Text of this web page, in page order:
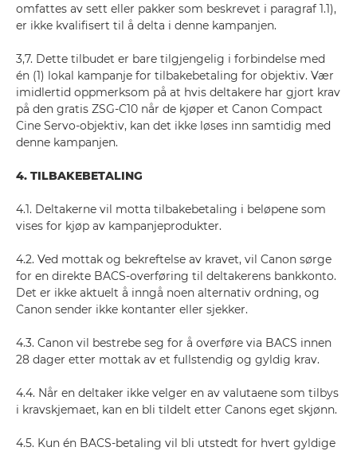
omfattes av sett eller pakker som beskrevet i paragraf 1.1),
er ikke kvalifisert til å delta i denne kampanjen.
3,7. Dette tilbudet er bare tilgjengelig i forbindelse med
én (1) lokal kampanje for tilbakebetaling for objektiv. Vær
imidlertid oppmerksom på at hvis deltakere har gjort krav
på den gratis ZSG-C10 når de kjøper et Canon Compact
Cine Servo-objektiv, kan det ikke løses inn samtidig med
denne kampanjen.
4. TILBAKEBETALING
4.1. Deltakerne vil motta tilbakebetaling i beløpene som
vises for kjøp av kampanjeprodukter.
4.2. Ved mottak og bekreftelse av kravet, vil Canon sørge
for en direkte BACS-overføring til deltakerens bankkonto.
Det er ikke aktuelt å inngå noen alternativ ordning, og
Canon sender ikke kontanter eller sjekker.
4.3. Canon vil bestrebe seg for å overføre via BACS innen
28 dager etter mottak av et fullstendig og gyldig krav.
4.4. Når en deltaker ikke velger en av valutaene som tilbys
i kravskjemaet, kan en bli tildelt etter Canons eget skjønn.
4.5. Kun én BACS-betaling vil bli utstedt for hvert gyldige